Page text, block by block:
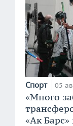
Спорт 05
«Много
«Ак